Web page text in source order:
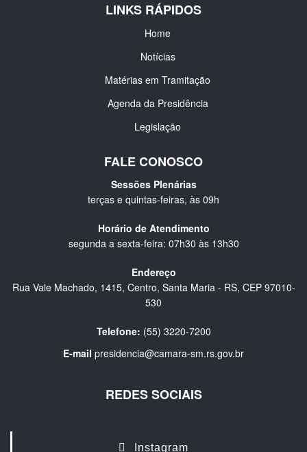
LINKS RÁPIDOS
Home
Notícias
Matérias em Tramitação
Agenda da Presidência
Legislação
FALE CONOSCO
Sessões Plenárias
terças e quintas-feiras, às 09h
Horário de Atendimento
segunda a sexta-feira: 07h30 às 13h30
Endereço
Rua Vale Machado, 1415, Centro, Santa Maria - RS, CEP 97010-
530
Telefone: (55) 3220-7200
E-mail presidencia@camara-sm.rs.gov.br
REDES SOCIAIS
Instagram